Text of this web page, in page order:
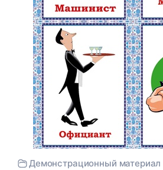
Демонстрационный материал